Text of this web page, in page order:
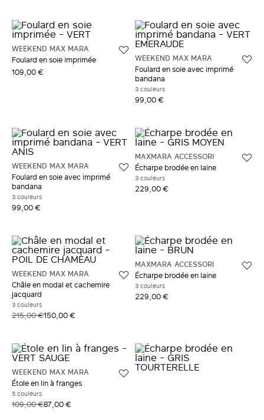
WEEKEND MAX MARA
Foulard en soie imprimée
109,00 €
WEEKEND MAX MARA
Foulard en soie avec imprimé
bandana
3 couleurs
99,00 €
WEEKEND MAX MARA
Foulard en soie avec imprimé
bandana
3 couleurs
99,00 €
MAXMARA ACCESSORI
Écharpe brodée en laine
3 couleurs
229,00 €
WEEKEND MAX MARA
Châle en modal et cachemire
jacquard
3 couleurs
215,00 €150,00 €
MAXMARA ACCESSORI
Écharpe brodée en laine
3 couleurs
229,00 €
WEEKEND MAX MARA
Étole en lin à franges
5 couleurs
109,00 €87,00 €